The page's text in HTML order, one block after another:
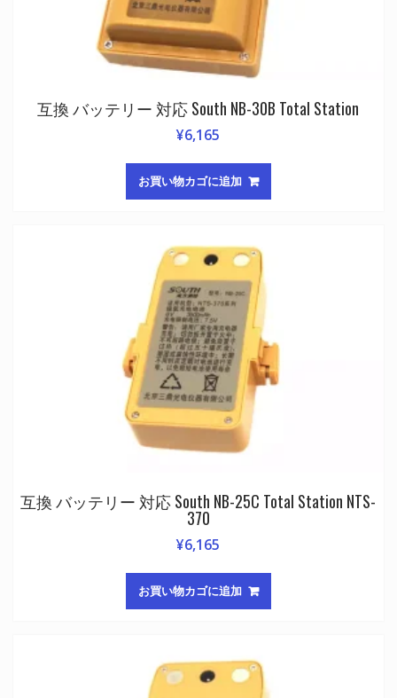
互換 バッテリー 対応 South NB-30B Total Station
¥6,165
お買い物カゴに追加
互換 バッテリー 対応 South NB-25C Total Station NTS-
370
¥6,165
お買い物カゴに追加